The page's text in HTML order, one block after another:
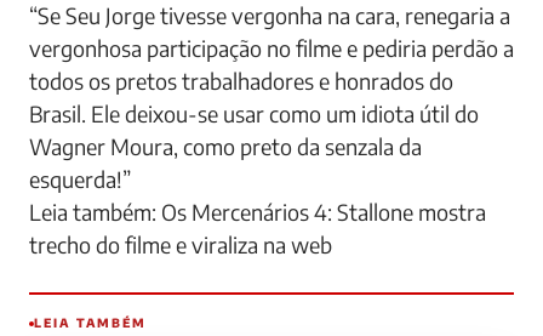
“Se Seu Jorge tivesse vergonha na cara, renegaria a
vergonhosa participação no filme e pediria perdão a
todos os pretos trabalhadores e honrados do
Brasil. Ele deixou-se usar como um idiota útil do
Wagner Moura, como preto da senzala da
esquerda!”
Leia também: Os Mercenários 4: Stallone mostra
trecho do filme e viraliza na web
LEIA TAMBÉM